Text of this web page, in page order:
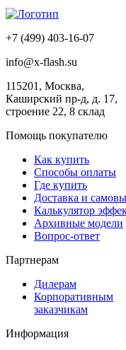
+7 (499) 403-16-07
info@x-flash.su
115201, Москва,
Каширский пр-д, д. 17,
строение 22, 8 склад
Помощь покупателю
Как купить
Способы оплаты
Где купить
Доставка и
Калькулятор
Архивные модели
Вопрос-ответ
Партнерам
Дилерам
Корпоративным
заказчикам
Информация